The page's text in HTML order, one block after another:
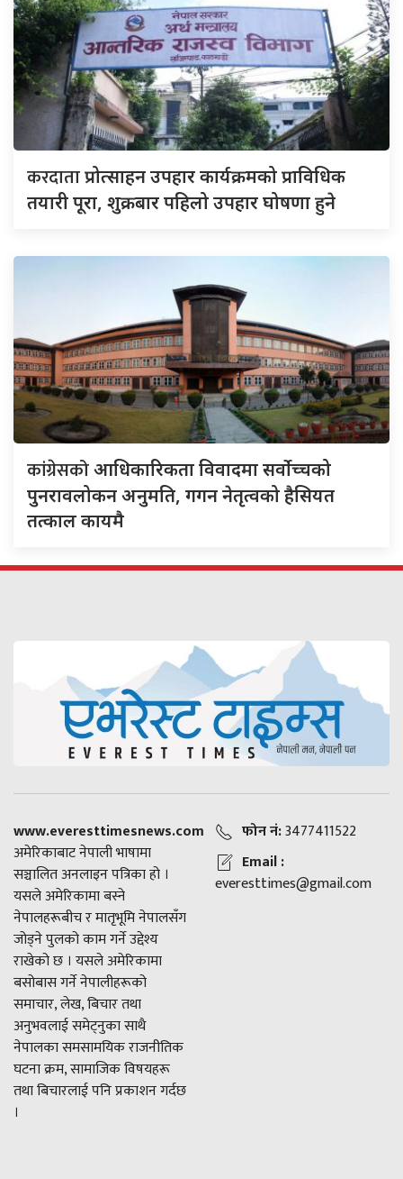
करदाताप्रोत्साहन उपहार कार्यक्रमको प्राविधिक
तयारी पूरा, शुक्रबार पहिलो उपहार घोषणा हुने
कांग्रेसकोआधिकारिकता विवादमा सर्वोच्चको
पुनरावलोकन अनुमति, गगन नेतृत्वको हैसियत
तत्काल कायमै
www.everesttimesnews.com
अमेरिकाबाट नेपाली भाषामा
सञ्चालित अनलाइन पत्रिका हो ।
यसले अमेरिकामा बस्ने
नेपालहरूबीच र मातृभूमि नेपालसँग
जोड्ने पुलको काम गर्ने उद्देश्य
राखेको छ । यसले अमेरिकामा
बसोबास गर्ने नेपालीहरूको
समाचार, लेख, बिचार तथा
अनुभवलाई समेट्नुका साथै
नेपालका समसामयिक राजनीतिक
घटना क्रम, सामाजिक विषयहरू
तथा बिचारलाई पनि प्रकाशन गर्दछ
।
फोन नं:3477411522
Email :
everesttimes@gmail.com